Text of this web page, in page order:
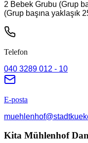
2 Bebek Grubu (Grup
(Grup başına yaklaşık
Telefon
040 3289 012 - 10
E-posta
Kita Mühlenhof